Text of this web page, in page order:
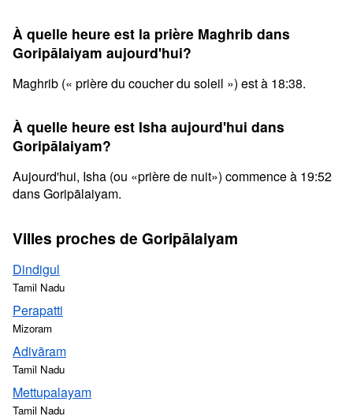
À quelle heure est la prière Maghrib dans
Goripālaiyam aujourd'hui?
Maghrib (« prière du coucher du soleil ») est à 18:38.
À quelle heure est Isha aujourd'hui dans
Goripālaiyam?
Aujourd'hui, Isha (ou «prière de nuit») commence à 19:52
dans Goripālaiyam.
Villes proches de Goripālaiyam
Dindigul
Tamil Nadu
Perapatti
Mizoram
Adivāram
Tamil Nadu
Mettupalayam
Tamil Nadu